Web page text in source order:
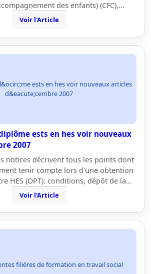
des enfants) (CFC),…
Voir l'Article
ests en hes voir nouveaux articles
d&eacute;cembre 2007
ests en hes voir nouveaux
2007
notices décrivent tous les points dont
tenir compte lors d'une obtention
HES (OPT): conditions, dépôt de la…
Voir l'Article
filières de formation en travail social